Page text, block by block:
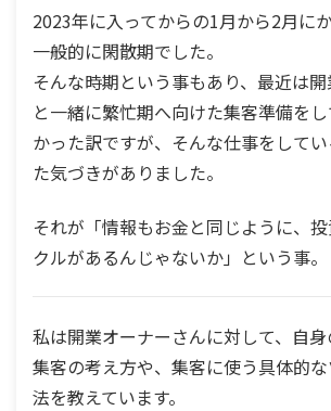
2023年に入ってからの1月から2月に
一般的に閑散期でした。
そんな時期という事もあり、最近は
と一緒に繁忙期へ向けた集客準備を
かった訳ですが、そんな仕事をして
た気づきがありました。
それが「情報もお金と同じように、
クルがあるんじゃないか」という事。
私は開業オーナーさんに対して、自
集客の考え方や、集客に使う具体的
法を教えています。